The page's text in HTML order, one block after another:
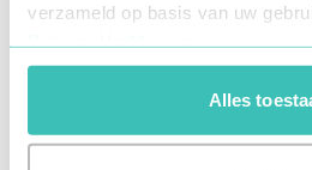
verzameld op basis van uw
Alles